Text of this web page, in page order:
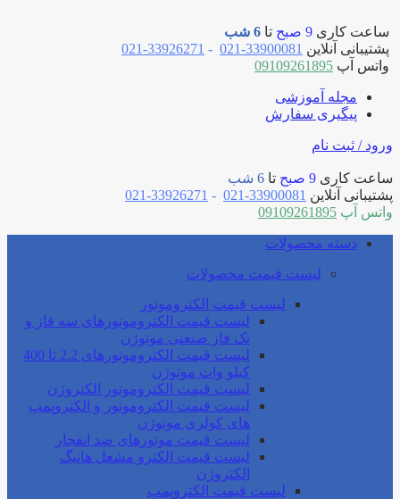
ساعت کاری 9 صبح تا 6 شب
پشتیبانی آنلاین 33900081-021
-
33926271-021
واتس آپ 09109261895
مجله آموزشی
پیگیری سفارش
ورود / ثبت نام
ساعت کاری 9 صبح تا 6 شب
پشتیبانی آنلاین 33900081-021
-
33926271-021
واتس آپ 09109261895
دسته محصولات
لیست قیمت محصولات
لیست قیمت الکتروموتور
لیست قیمت الکتروموتورهای سه فاز و
تک فاز صنعتی موتوژن
لیست قیمت الکتروموتورهای 2.2 تا 400
کیلو وات موتوژن
لیست قیمت الکتروموتور الکتروژن
لیست قیمت الکتروموتور و الکتروپمپ
های کولری موتوژن
لیست قیمت موتورهای ضد انفجار
لیست قیمت الکترو مشعل هانیگ
الکتروژن
لیست قیمت الکتروپمپ